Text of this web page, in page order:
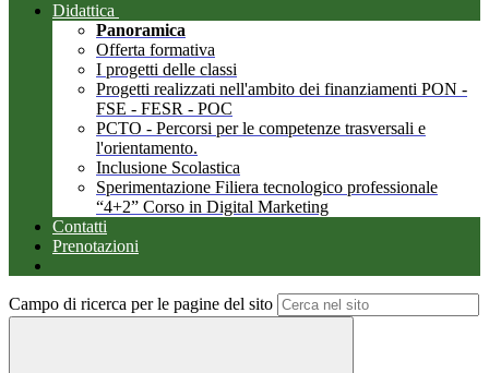
Didattica
Panoramica
Offerta formativa
I progetti delle classi
Progetti realizzati nell'ambito dei finanziamenti PON -
FSE - FESR - POC
PCTO - Percorsi per le competenze trasversali e
l'orientamento.
Inclusione Scolastica
Sperimentazione Filiera tecnologico professionale
“4+2” Corso in Digital Marketing
Contatti
Prenotazioni
Campo di ricerca per le pagine del sito